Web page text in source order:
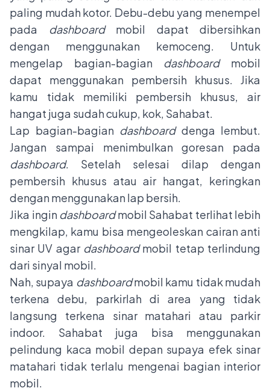
paling mudah kotor. Debu-debu yang menempel
pada
dashboardmobil dapat dibersihkan
dengan menggunakan kemoceng. Untuk
mengelap bagian-bagian dashboardmobil
dapat menggunakan pembersih khusus. Jika
kamu tidak memiliki pembersih khusus, air
hangat juga sudah cukup, kok, Sahabat.
Lap bagian-bagian dashboarddenga lembut.
Jangan sampai menimbulkan goresan pada
dashboard. Setelah selesai dilap dengan
pembersih khusus atau air hangat, keringkan
dengan menggunakan lap bersih.
Jika ingin dashboardmobil Sahabat terlihat lebih
mengkilap, kamu bisa mengeoleskan cairan anti
sinar UV agar dashboardmobil tetap terlindung
dari sinyal mobil.
Nah, supaya dashboardmobil kamu tidak mudah
terkena debu, parkirlah di area yang tidak
langsung terkena sinar matahari atau parkir
indoor. Sahabat juga bisa menggunakan
pelindung kaca mobil depan supaya efek sinar
matahari tidak terlalu mengenai bagian interior
mobil.